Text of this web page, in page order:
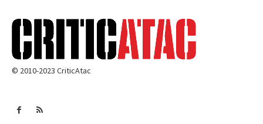
© 2010-2023 CriticAtac